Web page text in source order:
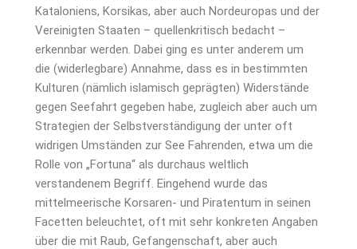
Kataloniens, Korsikas, aber auch Nordeuropas und der
Vereinigten Staaten – quellenkritisch bedacht –
erkennbar werden. Dabei ging es unter anderem um
die (widerlegbare) Annahme, dass es in bestimmten
Kulturen (nämlich islamisch geprägten) Widerstände
gegen Seefahrt gegeben habe, zugleich aber auch um
Strategien der Selbstverständigung der unter oft
widrigen Umständen zur See Fahrenden, etwa um die
Rolle von „Fortuna“ als durchaus weltlich
verstandenem Begriff. Eingehend wurde das
mittelmeerische Korsaren- und Piratentum in seinen
Facetten beleuchtet, oft mit sehr konkreten Angaben
über die mit Raub, Gefangenschaft, aber auch